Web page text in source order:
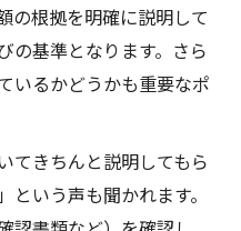
の根拠を明確に説明して
の基準となります。さら
いるかどうかも重要なポ
てきちんと説明してもら
いう声も聞かれます。